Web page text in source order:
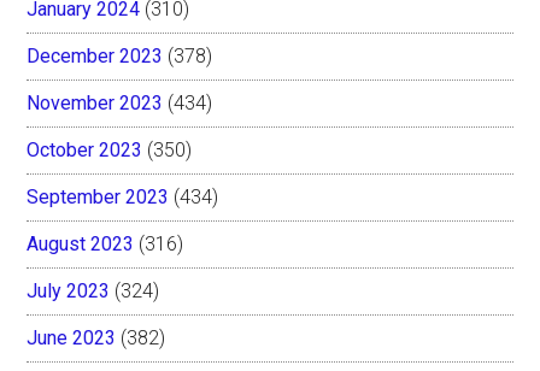
January 2024 (310)
December 2023 (378)
November 2023 (434)
October 2023 (350)
September 2023 (434)
August 2023 (316)
July 2023 (324)
June 2023 (382)